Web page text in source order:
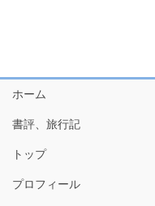
ホーム
書評、旅行記
トップ
プロフィール